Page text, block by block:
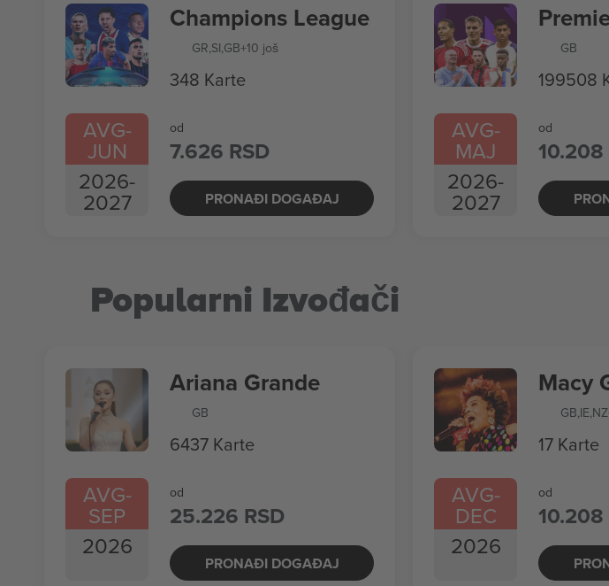
AVG-
JUN
2026-
2027
Champions League
GR,SI,GB+10 još
348 Karte
od
7.626 RSD
PRONAĐI DOGAĐAJ
AVG-
MAJ
2026-
2027
GB
199508
od
10.208
Popularni Izvođači
AVG-
SEP
2026
Ariana Grande
GB
6437 Karte
od
25.226 RSD
PRONAĐI DOGAĐAJ
AVG-
DEC
2026
Macy
GB,IE,NZ
17 Karte
od
10.208